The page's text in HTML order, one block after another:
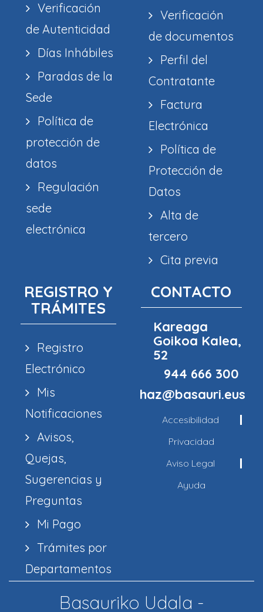
Verificación
de Autenticidad
Días Inhábiles
Paradas de la
Sede
Política de
protección de
datos
Regulación
sede
electrónica
Verificación
de documentos
Perfil del
Contratante
Factura
Electrónica
Política de
Protección de
Datos
Alta de
tercero
Cita previa
REGISTRO Y
TRÁMITES
Registro
Electrónico
Mis
Notificaciones
Avisos,
Quejas,
Sugerencias y
Preguntas
Mi Pago
Trámites por
Departamentos
CONTACTO
Kareaga
Goikoa Kalea,
52
944 666 300
haz@basauri.eus
Accesibilidad
Privacidad
Aviso Legal
Ayuda
Basauriko Udala -